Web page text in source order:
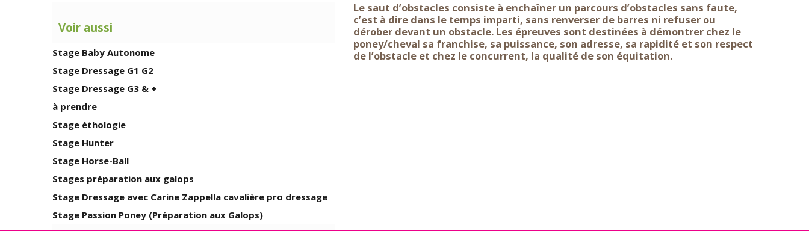
Le saut d’obstacles consiste à enchaîner un parcours d’obstacles sans faute,
c’est à dire dans le temps imparti, sans renverser de barres ni refuser ou
dérober devant un obstacle. Les épreuves sont destinées à démontrer chez le
poney/cheval sa franchise, sa puissance, son adresse, sa rapidité et son respect
de l’obstacle et chez le concurrent, la qualité de son équitation.
Voir aussi
Stage Baby Autonome
Stage Dressage G1 G2
Stage Dressage G3 & +
à prendre
Stage éthologie
Stage Hunter
Stage Horse-Ball
Stages préparation aux galops
Stage Dressage avec Carine Zappella cavalière pro dressage
Stage Passion Poney (Préparation aux Galops)